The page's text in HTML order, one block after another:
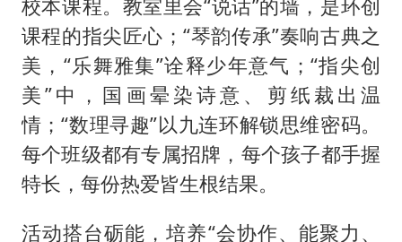
校本课程。教室里会“说话”的墙，是环创
课程的指尖匠心；“琴韵传承”奏响古典之
美，“乐舞雅集”诠释少年意气；“指尖创
美”中，国画晕染诗意、剪纸裁出温
情；“数理寻趣”以九连环解锁思维密码。
每个班级都有专属招牌，每个孩子都手握
特长，每份热爱皆生根结果。
活动搭台砺能，培养“会协作、能聚力、